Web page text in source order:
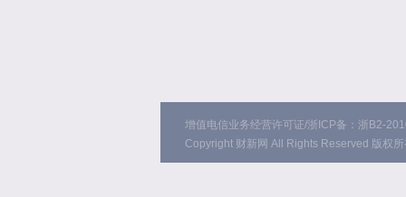
增值电信业务经营许可证/浙ICP备：浙B2-
Copyright 财新网 All Rights Reserved 版权